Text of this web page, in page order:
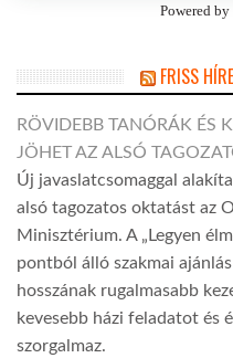
Powered by
FRISS
RÖVIDEBB TANÓRÁK ÉS
JÖHET AZ ALSÓ
Új javaslatcsomaggal
alsó tagozatos oktatást az
Minisztérium. A „Legyen
pontból álló szakmai
hosszának rugalmasabb
kevesebb házi feladatot és
szorgalmaz.